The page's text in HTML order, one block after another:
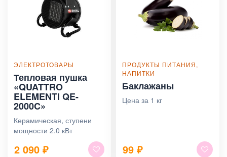
ЭЛЕКТРОТОВАРЫ
Тепловая пушка
«QUATTRO
ELEMENTI QE-
2000C»
Керамическая, ступени
мощности 2.0 кВт
2 090 ₽
ПРОДУКТЫ ПИТАНИЯ,
НАПИТКИ
Баклажаны
Цена за 1 кг
99 ₽